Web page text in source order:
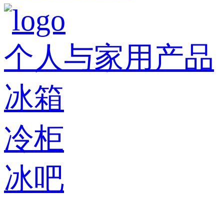
个人与家用产品
冰箱
冷柜
冰吧